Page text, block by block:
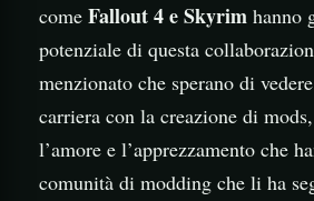
come Fallout 4 e Skyrim hanno
potenziale di questa
menzionato che sperano di
carriera con la creazione di
l’amore e l’apprezzamento che
comunità di modding che li ha